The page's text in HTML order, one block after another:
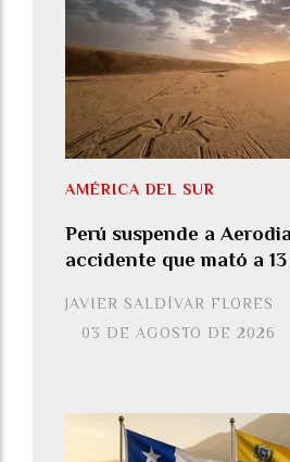
Perú suspende a
accidente que mató a
JAVIER SALDÍVAR FLORES
AMÉRICA DEL SUR
03 DE AGOSTO DE 2026